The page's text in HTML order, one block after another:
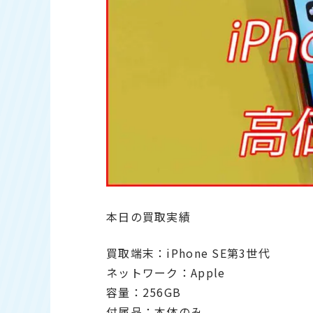
本日の買取実績
買取端末：iPhone SE第3世代
ネットワーク：Apple
容量：256GB